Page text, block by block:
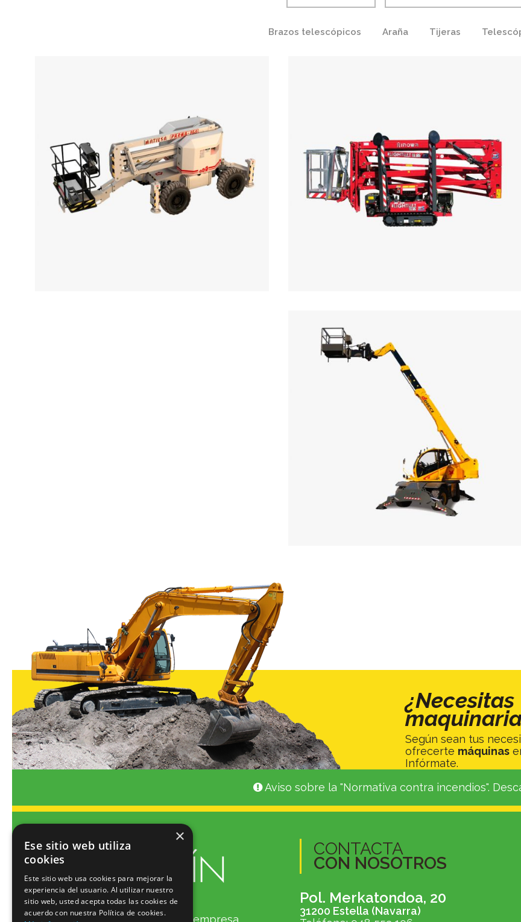
Brazos telescópicos Araña Tijeras
¿Necesitas
Según sean tus
ofrecerte máquinas
Infórmate.
Aviso sobre la "Normativa contra incendios".
Suministros Monjardínes una empresa
CONTACTA
CON NOSOTROS
Pol. Merkatondoa, 20
31200 Estella (Navarra)
×
Ese sitio web utiliza
cookies
Este sitio web usa cookies para mejorar la
experiencia del usuario. Al utilizar nuestro
sitio web, usted acepta todas las cookies de
acuerdo con nuestra Política de cookies.